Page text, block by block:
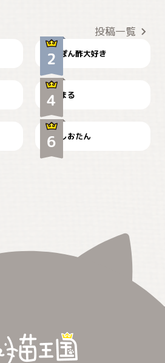
投稿一覧
ぽん酢大好き
🤦‍♀️
まる
暑い日が続くにゃ
しおたん